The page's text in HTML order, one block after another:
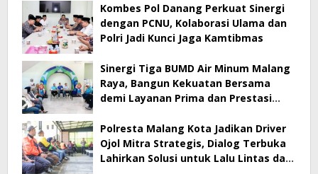
Kombes Pol Danang Perkuat Sinergi
dengan PCNU, Kolaborasi Ulama dan
Polri Jadi Kunci Jaga Kamtibmas
Sinergi Tiga BUMD Air Minum Malang
Raya, Bangun Kekuatan Bersama
demi Layanan Prima dan Prestasi
Polresta Malang Kota Jadikan Driver
Ojol Mitra Strategis, Dialog Terbuka
Lahirkan Solusi untuk Lalu Lintas dan